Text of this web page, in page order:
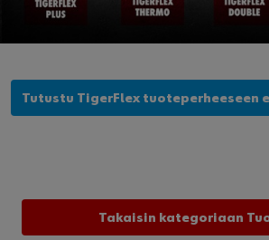
Tutustu TigerFlex tuoteperheeseen
Takaisin kategoriaan